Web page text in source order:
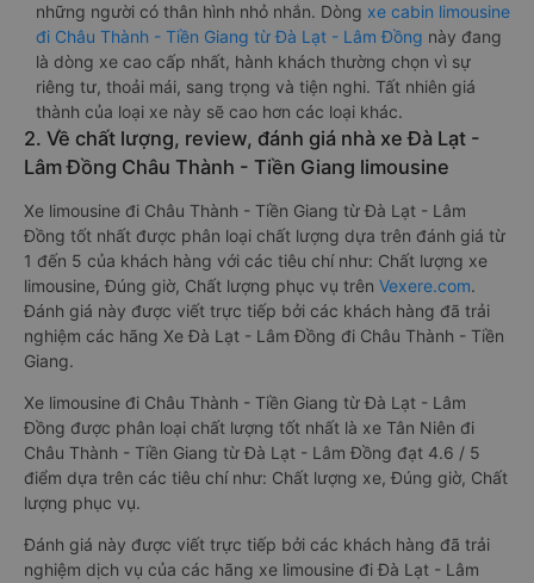
những người có thân hình nhỏ nhắn. Dòng xe cabin limousine
đi Châu Thành - Tiền Giang từ Đà Lạt - Lâm Đồng này đang
là dòng xe cao cấp nhất, hành khách thường chọn vì sự
riêng tư, thoải mái, sang trọng và tiện nghi. Tất nhiên giá
thành của loại xe này sẽ cao hơn các loại khác.
2. Về chất lượng, review, đánh giá nhà xe Đà Lạt -
Lâm Đồng Châu Thành - Tiền Giang limousine
Xe limousine đi Châu Thành - Tiền Giang từ Đà Lạt - Lâm
Đồng tốt nhất được phân loại chất lượng dựa trên đánh giá từ
1 đến 5 của khách hàng với các tiêu chí như: Chất lượng xe
limousine, Đúng giờ, Chất lượng phục vụ trên Vexere.com.
Đánh giá này được viết trực tiếp bởi các khách hàng đã trải
nghiệm các hãng Xe Đà Lạt - Lâm Đồng đi Châu Thành - Tiền
Giang.
Xe limousine đi Châu Thành - Tiền Giang từ Đà Lạt - Lâm
Đồng được phân loại chất lượng tốt nhất là xe Tân Niên đi
Châu Thành - Tiền Giang từ Đà Lạt - Lâm Đồng đạt 4.6 / 5
điểm dựa trên các tiêu chí như: Chất lượng xe, Đúng giờ, Chất
lượng phục vụ.
Đánh giá này được viết trực tiếp bởi các khách hàng đã trải
nghiệm dịch vụ của các hãng xe limousine đi Đà Lạt - Lâm